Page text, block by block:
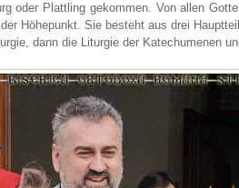
oder Plattling gekommen. Von allen
der Höhepunkt. Sie besteht aus drei
dann die Liturgie der Katechumenen